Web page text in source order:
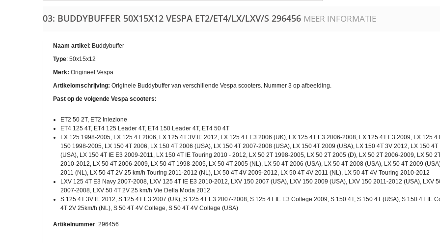
03: BUDDYBUFFER 50X15X12 VESPA ET2/ET4/LX/LXV/S 296456 MEER INFORMATIE
Naam artikel : Buddybuffer
Type: 50x15x12
Merk: Origineel Vespa
Artikelomschrijving: Originele Buddybuffer van verschillende Vespa scooters. Nummer 3 op afbeelding.
Past op de volgende Vespa scooters:
ET2 50 2T, ET2 Iniezione
ET4 125 4T, ET4 125 Leader 4T, ET4 150 Leader 4T, ET4 50 4T
LX 125 1998-2005, LX 125 4T 2006, LX 125 4T 3V IE 2012, LX 125 4T E3 2006 (UK), LX 125 4T E3 2006-2008, LX 125 4T E3 2009, LX 125
150 1998-2005, LX 150 4T 2006, LX 150 4T 2006 (USA), LX 150 4T 2007-2008 (USA), LX 150 4T 2009 (USA), LX 150 4T 3V 2012, LX 150
(USA), LX 150 4T IE E3 2009-2011, LX 150 4T IE Touring 2010 - 2012, LX 50 2T 1998-2005, LX 50 2T 2005 (D), LX 50 2T 2006-2009, LX 50
2010-2012, LX 50 4T 2006-2009, LX 50 4T 1998-2005, LX 50 4T 2005 (NL), LX 50 4T 2006 (USA), LX 50 4T 2008 (USA), LX 50 4T 2009
2011 (NL), LX 50 4T 2V 25 km/h Touring 2011-2012 (NL), LX 50 4T 4V 2009-2012, LX 50 4T 4V 2011 (NL), LX 50 4T 4V Touring 2010-2012
LXV 125 4T E3 Navy 2007-2008, LXV 125 4T IE E3 2010-2012, LXV 150 2007 (USA), LXV 150 2009 (USA), LXV 150 2011-2012 (USA), LXV
2007-2008, LXV 50 4T 2V 25 km/h Vie Della Moda 2012
S 125 4T 3V IE 2012, S 125 4T E3 2007 (UK), S 125 4T E3 2007-2008, S 125 4T IE E3 College 2009, S 150 4T, S 150 4T (USA), S 150 4T IE
4T 2V 25km/h (NL), S 50 4T 4V College, S 50 4T 4V College (USA)
Artikelnummer: 296456